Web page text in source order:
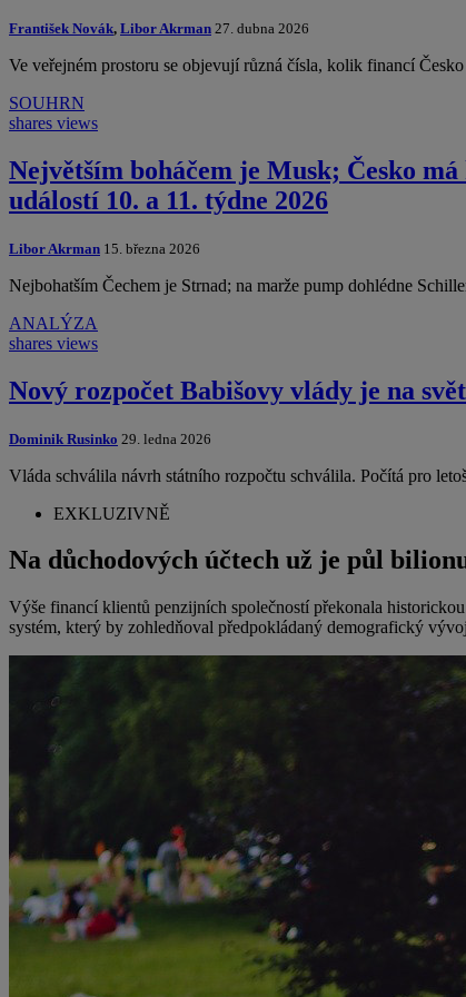
František Novák, Libor Akrman 27. dubna 2026
Ve veřejném prostoru se objevují různá čísla, kolik financí
SOUHRN
shares views
Největším boháčem je Musk; Česko
událostí 10. a 11. týdne 2026
Libor Akrman 15. března 2026
Nejbohatším Čechem je Strnad; na marže pump dohlédne
ANALÝZA
shares views
Nový rozpočet Babišovy vlády je na
Dominik Rusinko 29. ledna 2026
Vláda schválila návrh státního rozpočtu schválila. Počítá pro
EXKLUZIVNĚ
Na důchodových účtech už je půl
Výše financí klientů penzijních společností překonala
systém, který by zohledňoval předpokládaný demografický